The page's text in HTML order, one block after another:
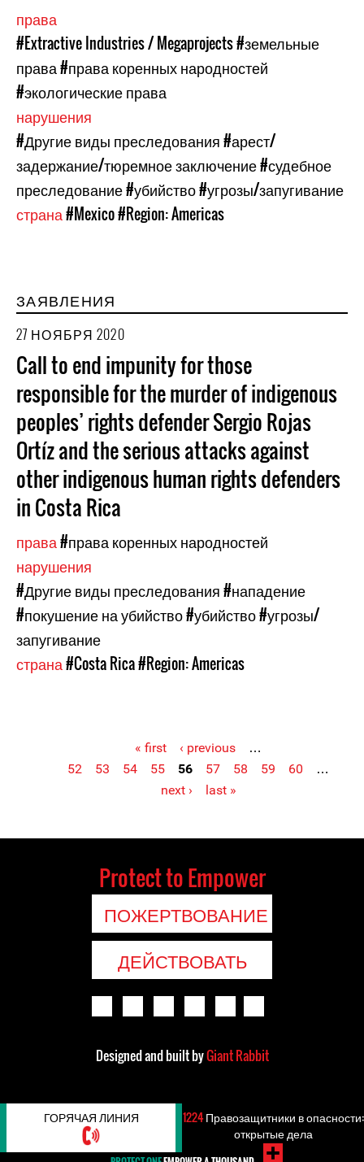
права
#Extractive Industries / Megaprojects#земельные
права#права коренных народностей
#экологические права
нарушения
#Другие виды преследования#арест/
задержание/тюремное заключение#судебное
преследование#убийство#угрозы/запугивание
страна#Mexico#Region: Americas
ЗАЯВЛЕНИЯ
27 НОЯБРЯ 2020
Call to end impunity for those
responsible for the murder of indigenous
peoples’ rights defender Sergio Rojas
Ortíz and the serious attacks against
other indigenous human rights defenders
in Costa Rica
права#права коренных народностей
нарушения
#Другие виды преследования#нападение
#покушение на убийство#убийство#угрозы/
запугивание
страна#Costa Rica#Region: Americas
« first ‹ previous
…
52
53 54 55 56 57 58 59 60
…
next ›
last »
Protect to Empower
ПОЖЕРТВОВАНИЕ
ДЕЙСТВОВАТЬ
Designed and built byGiant Rabbit
ГОРЯЧАЯ ЛИНИЯ 1224Правозащитники в опасности:
открытые дела